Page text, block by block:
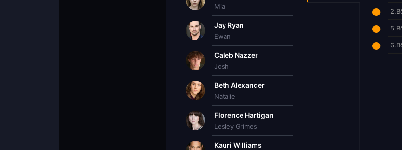
Mia
Jay Ryan
Ewan
Caleb Nazzer
Josh
Beth Alexander
Natalie
Florence Hartigan
Lesley Grimes
Kauri Williams